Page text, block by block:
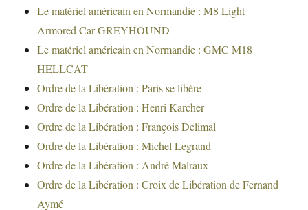
Le matériel américain en Normandie : M8 Light
Armored Car GREYHOUND
Le matériel américain en Normandie : GMC M18
HELLCAT
Ordre de la Libération : Paris se libère
Ordre de la Libération : Henri Karcher
Ordre de la Libération : François Delimal
Ordre de la Libération : Michel Legrand
Ordre de la Libération : André Malraux
Ordre de la Libération : Croix de Libération de Fernand
Aymé